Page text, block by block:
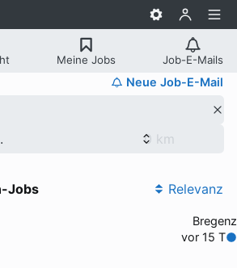
Meine Jobs Job-E-Mails
Neue Job-E-Mail
Jobs Relevanz
Bregenz
vor 15 T